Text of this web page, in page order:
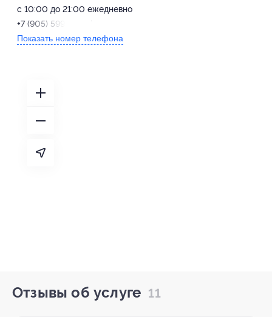
с 10:00 до 21:00 ежедневно
+7 (905) 599-99-57
Показать номер телефона
Отзывы об услуге 11